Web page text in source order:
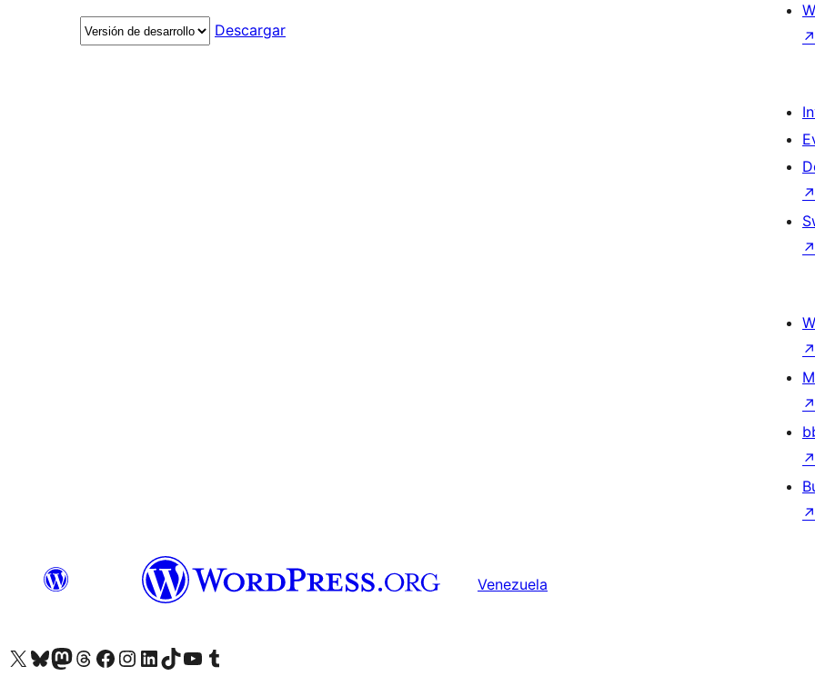
Descargar
↗
↗
↗
↗
↗
↗
↗
Venezuela
Visit our X (formerly Twitter) account
Visit our Bluesky account
Visit our Mastodon account
Visit our Threads account
Visita nuestra página de Facebook
Visita nuestra cuenta de Instagram
Visita nuestra cuenta de LinkedIn
Visit our TikTok account
Visita nuestro canal de YouTube
Visit our Tumblr account